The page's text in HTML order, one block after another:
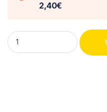
2,40€
Renault Austral esprit